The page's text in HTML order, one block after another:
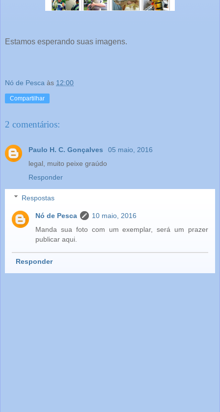
Estamos esperando suas imagens.
Nó de Pesca às 12:00
Compartilhar
2 comentários:
Paulo H. C. Gonçalves
05 maio, 2016
legal, muito peixe graúdo
Responder
Respostas
Nó de Pesca
10 maio, 2016
Manda sua foto com um exemplar, será um prazer
publicar aqui.
Responder